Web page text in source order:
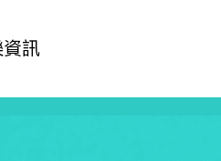
資訊